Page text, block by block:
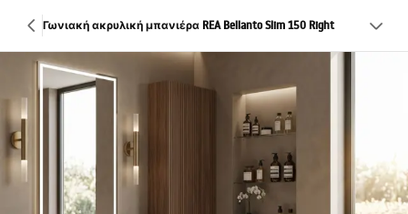
Γωνιακή ακρυλική μπανιέρα REA Bellanto Slim 150 Right